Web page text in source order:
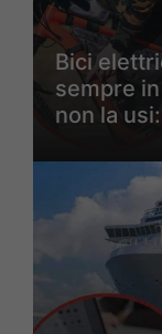
Bici
sempre
non la